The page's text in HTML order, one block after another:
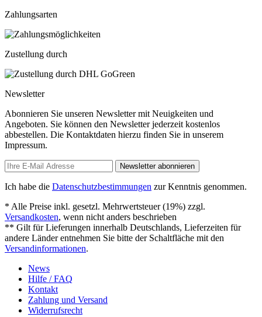
Zahlungsarten
Zustellung durch
Newsletter
Abonnieren Sie unseren Newsletter mit Neuigkeiten und
Angeboten. Sie können den Newsletter jederzeit kostenlos
abbestellen. Die Kontaktdaten hierzu finden Sie in unserem
Impressum.
Newsletter abonnieren
Ich habe die Datenschutzbestimmungen zur Kenntnis genommen.
* Alle Preise inkl. gesetzl. Mehrwertsteuer (19%) zzgl.
Versandkosten, wenn nicht anders beschrieben
** Gilt für Lieferungen innerhalb Deutschlands, Lieferzeiten für
andere Länder entnehmen Sie bitte der Schaltfläche mit den
Versandinformationen.
News
Hilfe / FAQ
Kontakt
Zahlung und Versand
Widerrufsrecht